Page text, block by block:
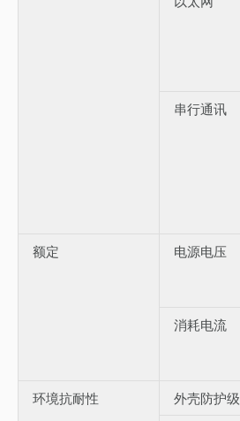
串行通讯
额定 电源电压
消耗电流
环境抗耐性
外壳防护级